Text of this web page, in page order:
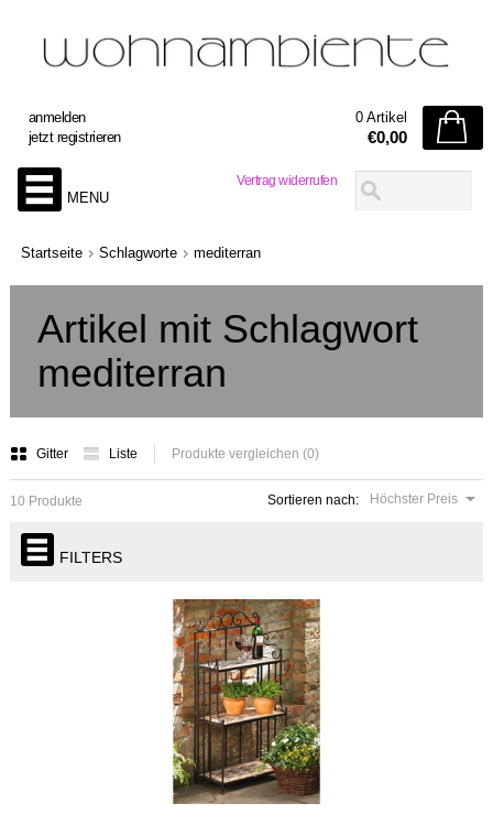
Vertrag widerrufen
anmelden
jetzt registrieren
0 Artikel
€0,00
MENU
Startseite Schlagworte mediterran
Artikel mit Schlagwort
mediterran
Gitter Liste Produkte vergleichen (0)
Sortieren nach: Höchster Preis
10 Produkte
FILTERS